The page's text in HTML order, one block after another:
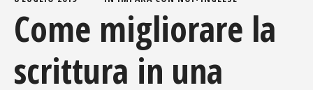
Come migliorare la
scrittura in una